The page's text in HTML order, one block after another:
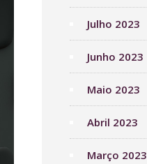
Julho 2023
Junho 2023
Maio 2023
Abril 2023
Março 2023